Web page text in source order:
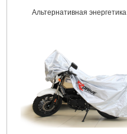
Альтернативная энергетика